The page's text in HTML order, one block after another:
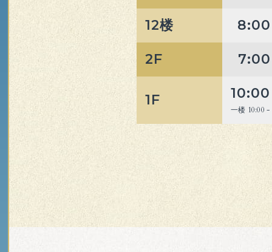
12楼 8:00
2F 7:00
1F
一楼 10:00